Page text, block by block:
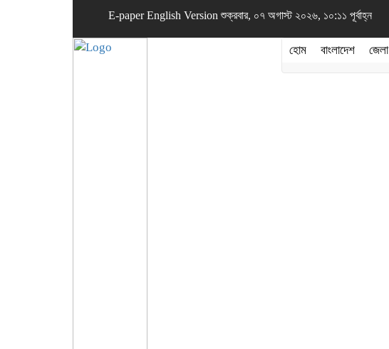
E-paper English Version শুক্রবার, ০৭ অগাস্ট ২০২৬, ১০:১১ পূর্বাহ্ন
হোম বাংলাদেশ জেলা